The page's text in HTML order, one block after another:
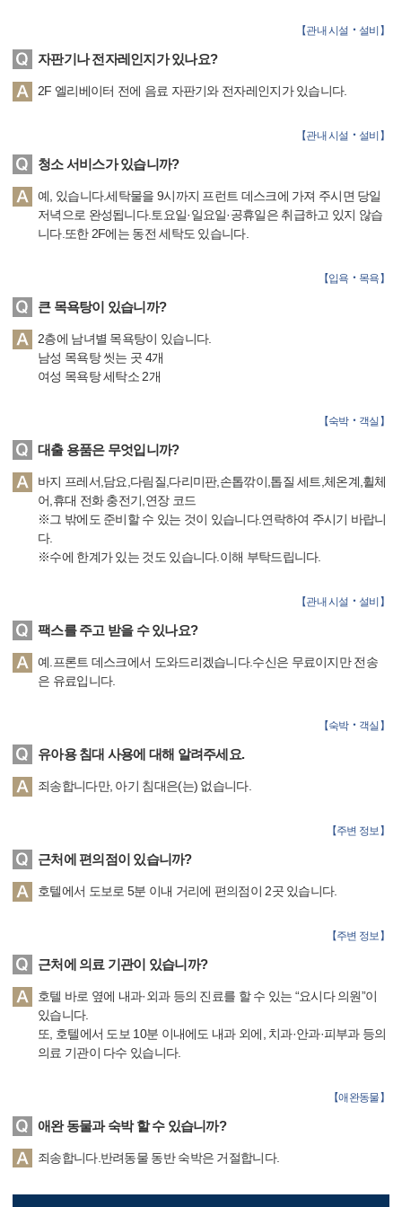
【관내 시설‧설비 】
자판기나 전자레인지가 있나요?
2F 엘리베이터 전에 음료 자판기와 전자레인지가 있습니다.
【관내 시설‧설비 】
청소 서비스가 있습니까?
예, 있습니다.세탁물을 9시까지 프런트 데스크에 가져 주시면 당일
저녁으로 완성됩니다.토요일·일요일·공휴일은 취급하고 있지 않습
니다.또한 2F에는 동전 세탁도 있습니다.
【입욕‧목욕 】
큰 목욕탕이 있습니까?
2층에 남녀별 목욕탕이 있습니다.
남성 목욕탕 씻는 곳 4개
여성 목욕탕 세탁소 2개
【숙박‧객실 】
대출 용품은 무엇입니까?
바지 프레서,담요,다림질,다리미판,손톱깎이,톱질 세트,체온계,휠체
어,휴대 전화 충전기,연장 코드
※그 밖에도 준비할 수 있는 것이 있습니다.연락하여 주시기 바랍니
다.
※수에 한계가 있는 것도 있습니다.이해 부탁드립니다.
【관내 시설‧설비 】
팩스를 주고 받을 수 있나요?
예.프론트 데스크에서 도와드리겠습니다.수신은 무료이지만 전송
은 유료입니다.
【숙박‧객실 】
유아용 침대 사용에 대해 알려주세요.
죄송합니다만, 아기 침대은(는) 없습니다.
【주변 정보 】
근처에 편의점이 있습니까?
호텔에서 도보로 5분 이내 거리에 편의점이 2곳 있습니다.
【주변 정보 】
근처에 의료 기관이 있습니까?
호텔 바로 옆에 내과·외과 등의 진료를 할 수 있는 “요시다 의원”이
있습니다.
또, 호텔에서 도보 10분 이내에도 내과 외에, 치과·안과·피부과 등의
의료 기관이 다수 있습니다.
【애완동물 】
애완 동물과 숙박 할 수 있습니까?
죄송합니다.반려동물 동반 숙박은 거절합니다.